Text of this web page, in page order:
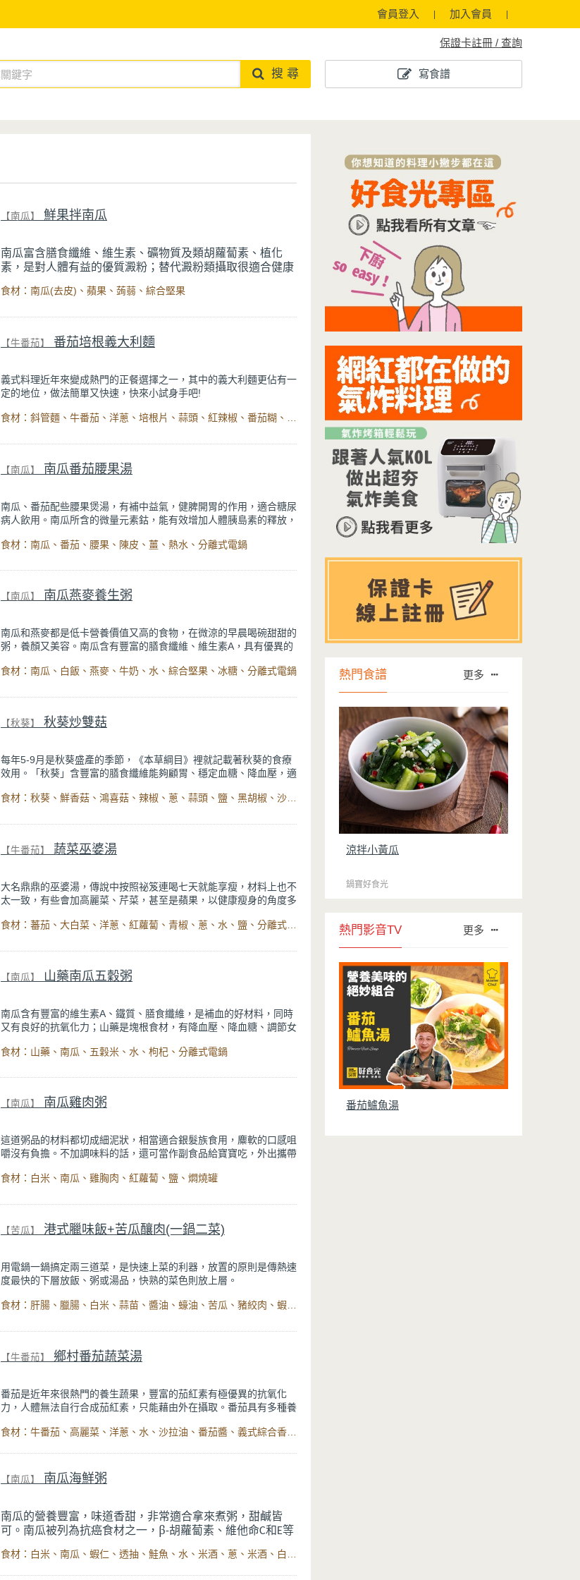
會員登入 加入會員
保證卡註冊 / 查詢
寫食譜
搜 尋
【南瓜】 鮮果拌南瓜
南瓜富含膳食纖維、維生素、礦物質及類胡蘿蔔素、植化
素，是對人體有益的優質澱粉；替代澱粉類攝取很適合健康
（花枝、蝦仁...等）；另，撒上碎杏仁粒、腰果；別具一番
食材：南瓜(去皮)、蘋果、蒟蒻、綜合堅果
【牛番茄】 番茄培根義大利麵
義式料理近年來變成熱門的正餐選擇之一，其中的義大利麵更佔有一
定的地位，做法簡單又快速，快來小試身手吧!
【南瓜】 南瓜番茄腰果湯
南瓜、番茄配些腰果煲湯，有補中益氣，健脾開胃的作用，適合糖尿
病人飲用。南瓜所含的微量元素鈷，能有效增加人體胰島素的釋放，
膚健康；腰果含豐富維生素B、E及多種微量元素，有助消除人體自
裨益。
食材：南瓜、番茄、腰果、陳皮、薑、熱水、分離式電鍋
【南瓜】 南瓜燕麥養生粥
南瓜和燕麥都是低卡營養價值又高的食物，在微涼的早晨喝碗甜甜的
粥，養顏又美容。南瓜含有豐富的膳食纖維、維生素A，具有優異的
供粥品天然的甜味，可以補充體力又沒有熱量負擔，是非常好的養生
食材：南瓜、白飯、燕麥、牛奶、水、綜合堅果、冰糖、分離式電鍋
【秋葵】 秋葵炒雙菇
每年5-9月是秋葵盛產的季節，《本草綱目》裡就記載著秋葵的食療
效用。「秋葵」含豐富的膳食纖維能夠顧胃、穩定血糖、降血壓，適
腹瀉者不宜多吃。這道食譜與菇類一起拌炒，膳食纖維更加豐富，有
【牛番茄】 蔬菜巫婆湯
大名鼎鼎的巫婆湯，傳說中按照祕笈連喝七天就能享瘦，材料上也不
太一致，有些會加高麗菜、芹菜，甚至是蘋果，以健康瘦身的角度多
蔥、胡蘿蔔這些具有甜味的蔬菜，喝起來也相當美味無負擔。
【南瓜】 山藥南瓜五穀粥
南瓜含有豐富的維生素A、鐵質、膳食纖維，是補血的好材料，同時
又有良好的抗氧化力；山藥是塊根食材，有降血壓、降血糖、調節女
養顏美容的女性朋友。
食材：山藥、南瓜、五穀米、水、枸杞、分離式電鍋
【南瓜】 南瓜雞肉粥
這道粥品的材料都切成細泥狀，相當適合銀髮族食用，麋軟的口感咀
嚼沒有負擔。不加調味料的話，還可當作副食品給寶寶吃，外出攜帶
富的礦物質和膳食纖維，相當推薦大家試試看！
食材：白米、南瓜、雞胸肉、紅蘿蔔、鹽、燜燒罐
【苦瓜】 港式臘味飯+苦瓜釀肉(一鍋二菜)
用電鍋一鍋搞定兩三道菜，是快速上菜的利器，放置的原則是傳熱速
度最快的下層放飯、粥或湯品，快熟的菜色則放上層。
【牛番茄】 鄉村番茄蔬菜湯
番茄是近年來很熱門的養生蔬果，豐富的茄紅素有極優異的抗氧化
力，人體無法自行合成茄紅素，只能藉由外在攝取。番茄具有多種養
裡，這道湯品單喝也很有飽足感。
【南瓜】 南瓜海鮮粥
南瓜的營養豐富，味道香甜，非常適合拿來煮粥，甜鹹皆
可。南瓜被列為抗癌食材之一，β-胡蘿蔔素、維他命C和E等
拍，鮮味顯得更加溫和。冷冷的天，喝一碗暖暖的粥，香甜
的風味，溫暖你我的胃。
熱門食譜 更多
涼拌小黃瓜
鍋寶好食光
熱門影音TV 更多
番茄鱸魚湯